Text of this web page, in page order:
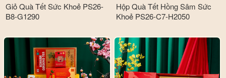
Giỏ Quà Tết Sức Khoẻ PS26-
B8-G1290
Hộp Quà Tết Hồng Sâm Sức
Khoẻ PS26-C7-H2050